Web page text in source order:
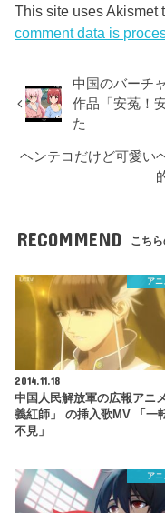
This site uses Akismet
comment data is
中国のバーチ
作品「安菟！
た
ヘンテコだけど可愛い
RECOMMEND こちら
アニ
2014.11.18
中国人民解放軍の広報アニ
義紅師」 の挿入歌MV 「一
不見」
アニ